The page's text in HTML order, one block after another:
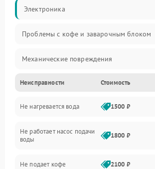
Электроника
Проблемы с кофе и заварочным блоком
Механические повреждения
Прочие неисправности
Включение и работа
Проблемы с водой
Проблемы с капучинатором и паром
Неисправности Стоимость
Не нагревается вода 1500 ₽
Не работает насос подачи
воды
1800 ₽
Не подает кофе 2100 ₽